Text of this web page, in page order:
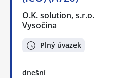
O.K. solution, s.r.o.
Vysočina
Plný úvazek
dnešní